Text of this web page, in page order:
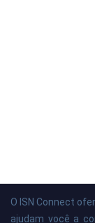
O ISN Connect
ajudam você a